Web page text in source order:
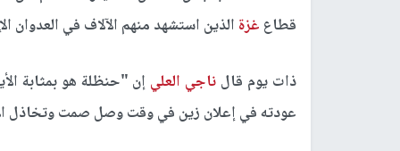
قطاع غزة الذين استشهد منهم الآلاف في العدوان
ذات يوم قال ناجي العلي إن "حنظلة هو بمثابة
عودته في إعلان زين في وقت وصل صمت وتخاذل